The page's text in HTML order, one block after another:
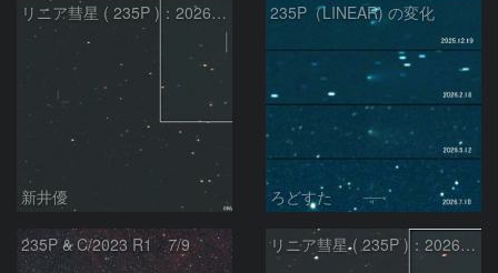
リニア彗星 ( 235P )：2026/07/08
新井優
235P（LINEAR) の変化
ろどすた
235P & C/2023 R1 7/9 リニア彗星 ( 235P )：2026/05/20